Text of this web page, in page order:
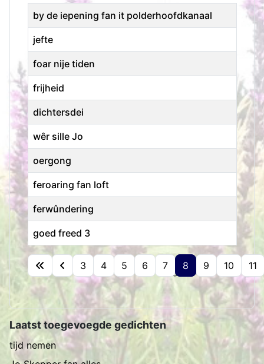
Artikelen
Titel
by de iepening fan it polderhoofdkanaal
jefte
foar nije tiden
frijheid
dichtersdei
wêr sille Jo
oergong
feroaring fan loft
ferwûndering
goed freed 3
Pagina 8 van 15
3 4 5 6 7 8 9 10 11
Laatst toegevoegde gedichten
tijd nemen